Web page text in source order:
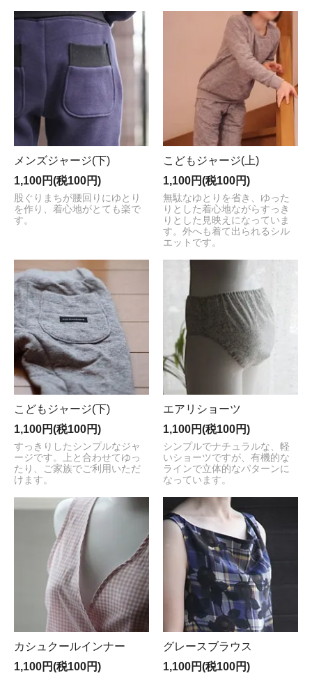
メンズジャージ(下)
1,100円(税100円)
股ぐりまちが腰回りにゆとり
を作り、着心地がとても楽で
す。
こどもジャージ(上)
1,100円(税100円)
無駄なゆとりを省き、ゆった
りとした着心地ながらすっき
りとした見映えになっていま
す。外へも着て出られるシル
エットです。
こどもジャージ(下)
1,100円(税100円)
すっきりしたシンプルなジャ
ージです。上と合わせてゆっ
たり、ご家族でご利用いただ
けます。
エアリショーツ
1,100円(税100円)
シンプルでナチュラルな、軽
いショーツですが、有機的な
ラインで立体的なパターンに
なっています。
カシュクールインナー
1,100円(税100円)
グレースブラウス
1,100円(税100円)